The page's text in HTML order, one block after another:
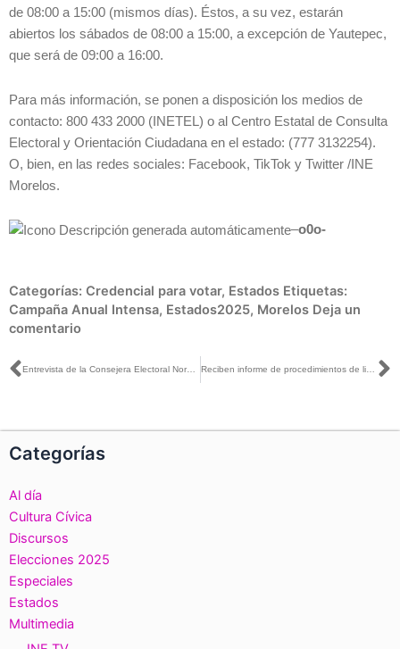
de 08:00 a 15:00 (mismos días). Éstos, a su vez, estarán
abiertos los sábados de 08:00 a 15:00, a excepción de Yautepec,
que será de 09:00 a 16:00.
Para más información, se ponen a disposición los medios de
contacto: 800 433 2000 (INETEL) o al Centro Estatal de Consulta
Electoral y Orientación Ciudadana en el estado: (777 3132254).
O, bien, en las redes sociales: Facebook, TikTok y Twitter /INE
Morelos.
–o0o-
Categorías: Credencial para votar, Estados Etiquetas:
Campaña Anual Intensa, Estados2025, Morelos Deja un
comentario
Ant Reciben informe de procedimientos de liquidación de seis extintos partidos políticos en 2024
Categorías
Al día
Cultura Cívica
Discursos
Elecciones 2025
Especiales
Estados
Multimedia